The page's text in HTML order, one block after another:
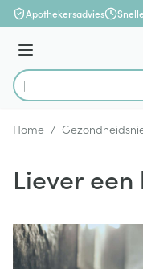
Ga naar de inhoud
Apothekersadvies
Menu
Product, merk,
Home /
Liever